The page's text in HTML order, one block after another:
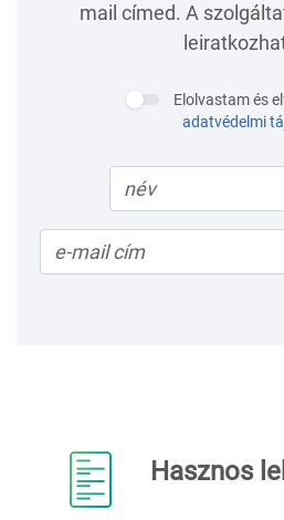
mail címed. A
Elolvastam és
adatvédelmi
Hasznos